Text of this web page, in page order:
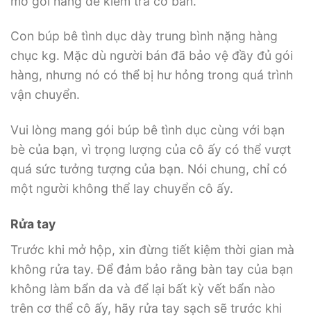
Con búp bê tình dục dày trung bình nặng hàng
chục kg. Mặc dù người bán đã bảo vệ đầy đủ gói
hàng, nhưng nó có thể bị hư hỏng trong quá trình
vận chuyển.
Vui lòng mang gói búp bê tình dục cùng với bạn
bè của bạn, vì trọng lượng của cô ấy có thể vượt
quá sức tưởng tượng của bạn. Nói chung, chỉ có
một người không thể lay chuyển cô ấy.
Rửa tay
Trước khi mở hộp, xin đừng tiết kiệm thời gian mà
không rửa tay. Để đảm bảo rằng bàn tay của bạn
không làm bẩn da và để lại bất kỳ vết bẩn nào
trên cơ thể cô ấy, hãy rửa tay sạch sẽ trước khi